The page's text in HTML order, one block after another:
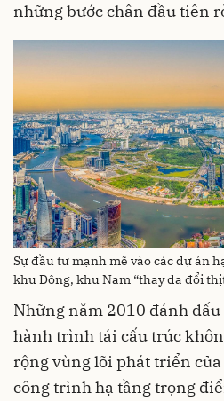
những bước chân đầu tiên
Sự đầu tư mạnh mẽ vào các dự án
khu Đông, khu Nam “thay da đổi
Những năm 2010 đánh
hành trình tái cấu trúc
rộng vùng lõi phát triển của
công trình hạ tầng trọng